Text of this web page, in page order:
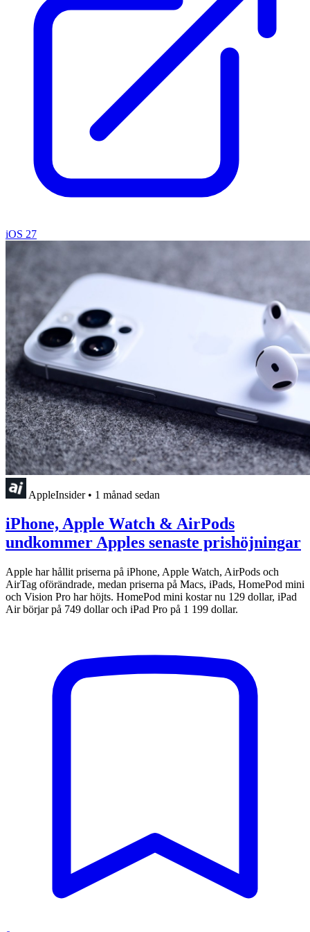
iOS 27
AppleInsider • 1 månad sedan
iPhone, Apple Watch & AirPods
undkommer Apples senaste prishöjningar
Apple har hållit priserna på iPhone, Apple Watch, AirPods och
AirTag oförändrade, medan priserna på Macs, iPads, HomePod mini
och Vision Pro har höjts. HomePod mini kostar nu 129 dollar, iPad
Air börjar på 749 dollar och iPad Pro på 1 199 dollar.